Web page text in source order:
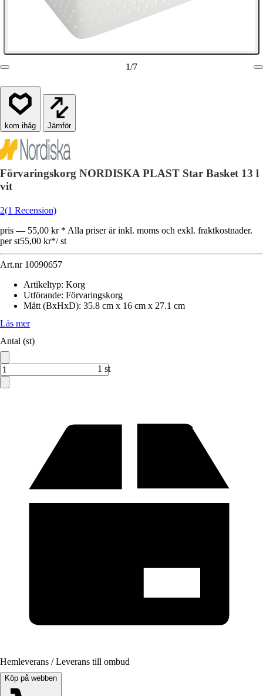
1/7
Jämför
Förvaringskorg NORDISKA PLAST Star Basket 13 l
vit
2(1 Recension)
pris — 55,00 kr * Alla priser är inkl. moms och exkl. fraktkostnader.
per st55,00 kr*/ st
Art.nr 10090657
Artikeltyp: Korg
Utförande: Förvaringskorg
Mått (BxHxD): 35.8 cm x 16 cm x 27.1 cm
Läs mer
Antal (st)
1 st
Hemleverans / Leverans till ombud
Köp på webben